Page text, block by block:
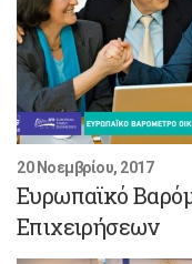
20 Νοεμβρίου, 2017
Ευρωπαϊκό
Επιχειρήσεων